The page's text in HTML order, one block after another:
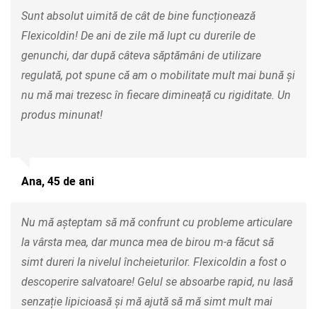
Sunt absolut uimită de cât de bine funcționează
Flexicoldin! De ani de zile mă lupt cu durerile de
genunchi, dar după câteva săptămâni de utilizare
regulată, pot spune că am o mobilitate mult mai bună și
nu mă mai trezesc în fiecare dimineață cu rigiditate. Un
produs minunat!
Ana, 45 de ani
Nu mă așteptam să mă confrunt cu probleme articulare
la vârsta mea, dar munca mea de birou m-a făcut să
simt dureri la nivelul încheieturilor. Flexicoldin a fost o
descoperire salvatoare! Gelul se absoarbe rapid, nu lasă
senzație lipicioasă și mă ajută să mă simt mult mai